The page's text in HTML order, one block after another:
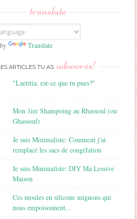
translate
Translate
ARTICLES TU AS adooorés!
"Laetitia, est-ce que tu pues?"
Mon 1ier Shampoing au Rhassoul (ou
Ghassoul)
Je suis Minimaliste: Comment j'ai
remplacé les sacs de congélation
Je suis Minimaliste: DIY Ma Lessive
Maison
Ces moules en silicone mignons qui
nous empoisonnent...